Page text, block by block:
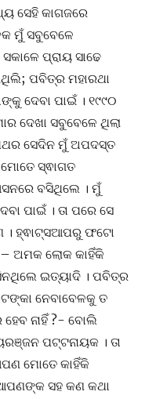
ସେହି କାଗଜରେ
ମୁଁ ସବୁବେଳେ
ପ୍ରାୟ ସାଢେ
ପବିତ୍ର ମହାରଥା
ଦେବା ପାଇଁ । ୧୯୯୦
ଦେଖା ସବୁବେଳେ ଥିଲା
ସେଦିନ ମୁଁ ଅପଦସ୍ତ
ସ୍ଵାଗତ
ବସିଥିଲେ । ମୁଁ
ପାଇଁ । ତା ପରେ ସେ
। ହ୍ଵାଟ୍ସଆପରୁ ଫଟୋ
– ଅମକ ଲୋକ କାହିଁକି
ଇତ୍ୟାଦି । ପବିତ୍ର
ନେବାବେଳକୁ ତ
ହେବ ନାହିଁ ?- ବୋଲି
ପଟ୍ଟନାୟକ । ତା
ମୋତେ କାହିଁକି
ସହ କଣ କଥା